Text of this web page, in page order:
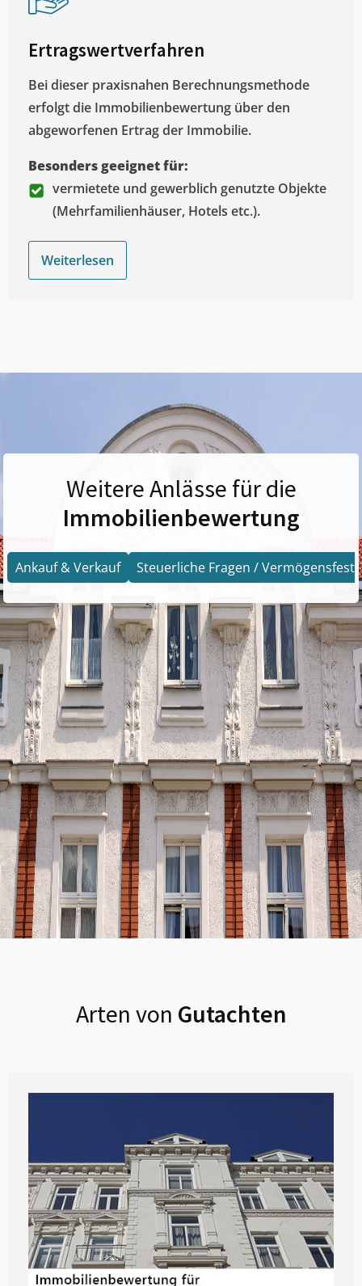
Ertragswertverfahren
Bei dieser praxisnahen Berechnungsmethode
erfolgt die Immobilienbewertung über den
abgeworfenen Ertrag der Immobilie.
Besonders geeignet für:
vermietete und gewerblich genutzte Objekte
(Mehrfamilienhäuser, Hotels etc.).
Weiterlesen
Weitere Anlässe für die
Immobilienbewertung
Ankauf & Verkauf Steuerliche Fragen /
Arten von Gutachten